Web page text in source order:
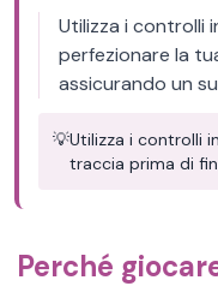
Utilizza i controlli
perfezionare la
assicurando un
💡Utilizza i controlli
traccia prima di
Perché